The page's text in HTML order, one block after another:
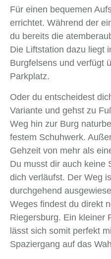
Für einen bequemen
errichtet. Während der
du bereits die
Die Liftstation dazu liegt
Burgfelsens und verfügt
Parkplatz.
Oder du entscheidest
Variante und gehst zu
Weg hin zur Burg
festem Schuhwerk.
Gehzeit von mehr als
Du musst dir auch keine
dich verläufst. Der Weg
durchgehend
Weges findest du direkt
Riegersburg. Ein kleiner
lässt sich somit perfekt
Spaziergang auf das